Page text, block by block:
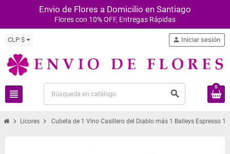
Envio de Flores a Domicilio en Santiago
Flores con 10% OFF, Entregas Rápidas
CLP $
view_headline search
person Iniciar sesión
0
chevron_right Licores chevron_right Cubeta de 1 Vino Casillero del Diablo más 1 Baileys Espresso 1